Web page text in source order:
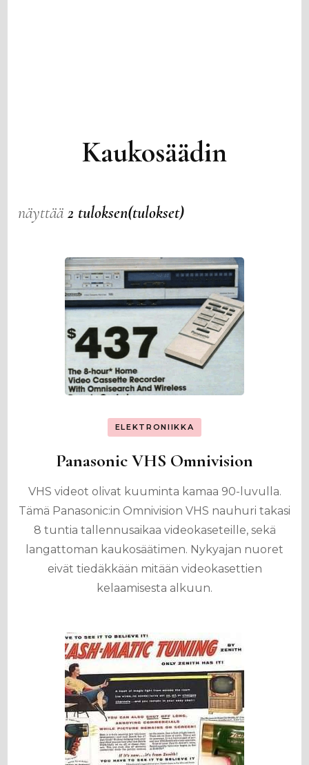
Kaukosäädin
näyttää2 tuloksen(tulokset)
ELEKTRONIIKKA
Panasonic VHS Omnivision
VHS videot olivat kuuminta kamaa 90-luvulla.
Tämä Panasonic:in Omnivision VHS nauhuri takasi
8 tuntia tallennusaikaa videokaseteille, sekä
langattoman kaukosäätimen. Nykyajan nuoret
eivät tiedäkkään mitään videokasettien
kelaamisesta alkuun.